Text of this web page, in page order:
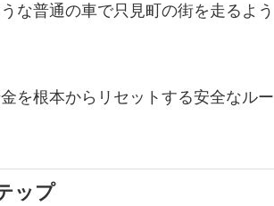
な普通の車で只見町の街を走るよう
を根本からリセットする安全なルー
ップ